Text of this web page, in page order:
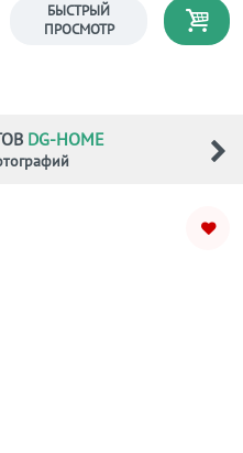
БЫСТРЫЙ
ПРОСМОТР
DG-HOME